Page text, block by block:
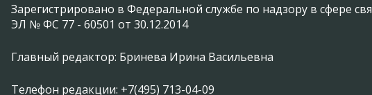
Зарегистрировано в Федеральной службе по надзору в сфере
ЭЛ № ФС 77 - 60501 от 30.12.2014
Главный редактор: Бринева Ирина Васильевна
Телефон редакции: +7(495) 713-04-09